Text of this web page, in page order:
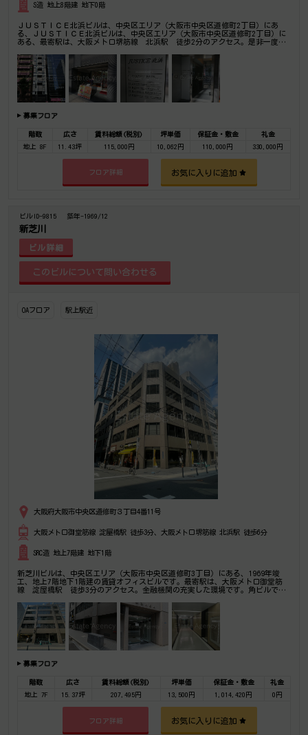
S造 地上8階建 地下0階
ＪＵＳＴＩＣＥ北浜ビルは、中央区エリア（大阪市中央区道修町2丁目）にあ
る、ＪＵＳＴＩＣＥ北浜ビルは、中央区エリア（大阪市中央区道修町2丁目）に
ある、最寄駅は、大阪メトロ堺筋線 北浜駅 徒歩2分のアクセス。是非一度ご
募集フロア
階数 広さ 賃料総額(税別) 坪単価 保証金・敷金
礼金
地上 8F
11.43坪 115,000円 10,062円 110,000円 330,000円
フロア詳細 お気に入りに追加
ビルID-9815 築年-1969/12
新芝川
ビル詳細
OAフロア 駅上駅近
大阪府大阪市中央区道修町３丁目4番11号
大阪メトロ御堂筋線 淀屋橋駅 徒歩3分、大阪メトロ堺筋線 北浜駅 徒歩6分
SRC造 地上7階建 地下1階
新芝川ビルは、中央区エリア（大阪市中央区道修町3丁目）にある、1969年竣
工、地上7階地下1階建の賃貸オフィスビルです。最寄駅は、大阪メトロ御堂筋
線 淀屋橋駅 徒歩3分のアクセス。金融機関の充実した環境です。角ビルでど
事なら何でもご相談下さい。
募集フロア
階数 広さ 賃料総額(税別) 坪単価 保証金・敷金
礼金
地上 7F
15.37坪 207,495円 13,500円 1,014,420円 0円
フロア詳細 お気に入りに追加